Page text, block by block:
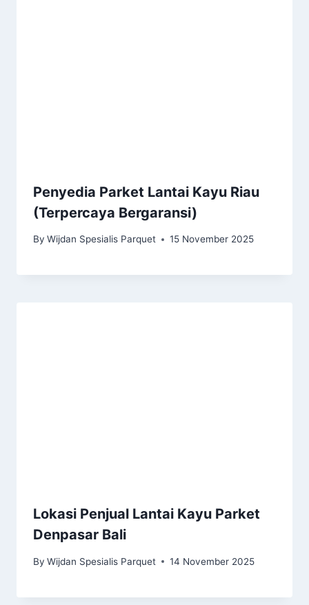
Penyedia Parket Lantai Kayu Riau
(Terpercaya Bergaransi)
By Wijdan Spesialis Parquet 15 November 2025
Lokasi Penjual Lantai Kayu Parket
Denpasar Bali
By Wijdan Spesialis Parquet 14 November 2025